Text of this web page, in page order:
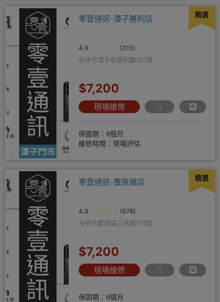
精選
零壹通訊-潭子勝利店
4.9
(315)
台中市潭子區勝利路317號
$7,200
現場維修
保固期：6個月
維修時間：現場評估
精選
零壹通訊-豐原總店
4.9
(678)
台中市豐原區三民路110號
$7,200
現場維修
保固期：6個月